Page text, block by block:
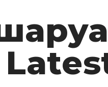
млрд теңгелік